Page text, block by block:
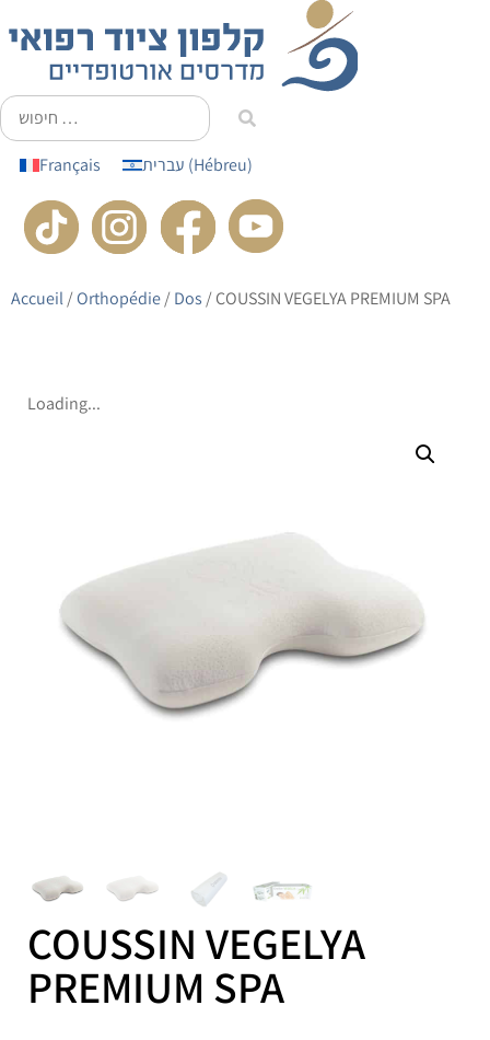
principal
Français עברית (Hébreu)
Accueil/Orthopédie/Dos / COUSSIN VEGELYA PREMIUM SPA
Loading...
COUSSIN VEGELYA
PREMIUM SPA